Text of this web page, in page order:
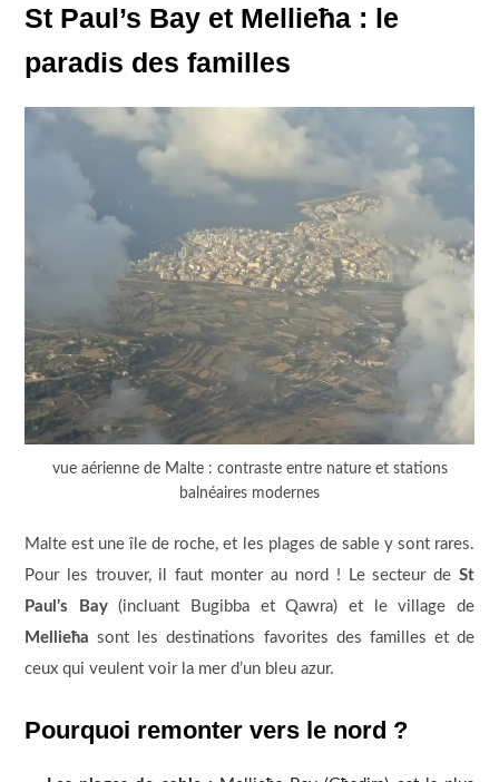
St Paul’s Bay et Mellieħa : le
paradis des familles
vue aérienne de Malte : contraste entre nature et stations
balnéaires modernes
Malte est une île de roche, et les plages de sable y sont rares.
Pour les trouver, il faut monter au nord ! Le secteur deSt
Paul’s Bay(incluant Bugibba et Qawra) et le village de
Mellieħa sont les destinations favorites des familles et de
ceux qui veulent voir la mer d’un bleu azur.
Pourquoi remonter vers le nord ?